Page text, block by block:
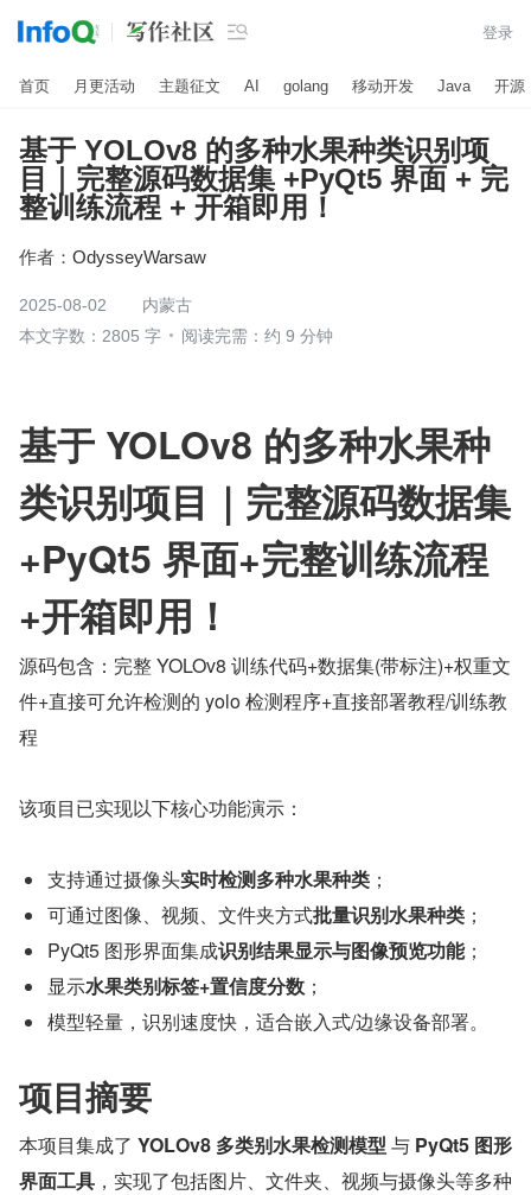
 登录
首页 月更活动 主题征文 AI golang 移动开发 Java 开源
基于 YOLOv8 的多种水果种类识别项
目｜完整源码数据集 +PyQt5 界面 + 完
整训练流程 + 开箱即用！
作者： OdysseyWarsaw
2025-08-02
内蒙古
本文字数：2805 字
阅读完需：约 9 分钟
基于 YOLOv8 的多种水果种
类识别项目｜完整源码数据集
+PyQt5 界面+完整训练流程
+开箱即用！
源码包含：完整 YOLOv8 训练代码+数据集(带标注)+权重文
件+直接可允许检测的 yolo 检测程序+直接部署教程/训练教
程
该项目已实现以下核心功能演示：
支持通过摄像头实时检测多种水果种类 ；
可通过图像、视频、文件夹方式批量识别水果种类 ；
PyQt5 图形界面集成识别结果显示与图像预览功能；
显示水果类别标签+置信度分数 ；
模型轻量，识别速度快，适合嵌入式/边缘设备部署。
项目摘要
本项目集成了 YOLOv8 多类别水果检测模型 与 PyQt5 图形
界面工具 ，实现了包括图片、文件夹、视频与摄像头等多种